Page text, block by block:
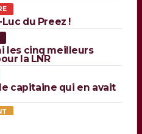
du Preez !
les cinq meilleurs
la LNR
capitaine qui en avait
Willis